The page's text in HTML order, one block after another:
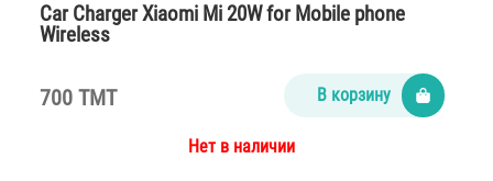
Car Charger Xiaomi Mi 20W for Mobile phone
Wireless
700 TMT В корзину
Нет в наличии